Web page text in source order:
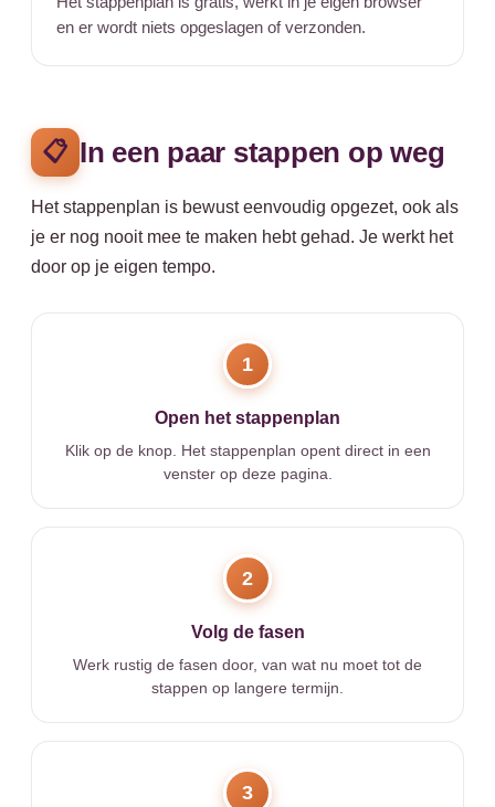
en er wordt niets opgeslagen of verzonden.
📋 In een paar stappen op weg
Het stappenplan is bewust eenvoudig opgezet, ook als
je er nog nooit mee te maken hebt gehad. Je werkt het
door op je eigen tempo.
1
Open het stappenplan
Klik op de knop. Het stappenplan opent direct in een
venster op deze pagina.
2
Volg de fasen
Werk rustig de fasen door, van wat nu moet tot de
stappen op langere termijn.
3